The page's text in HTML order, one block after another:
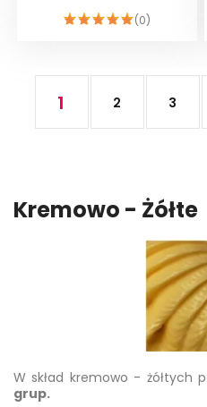
(0)
1 2 3
Kremowo - Żółte
W skład kremowo - żółtych
grup.